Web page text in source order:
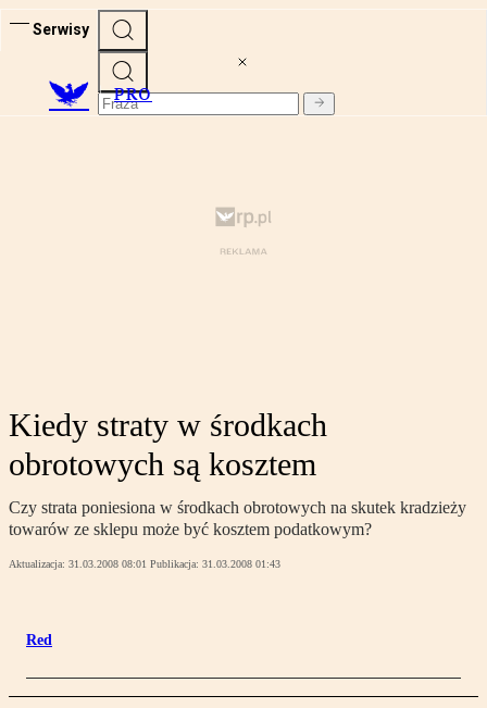
Serwisy
PRO
Kiedy straty w środkach
obrotowych są kosztem
Czy strata poniesiona w środkach obrotowych na skutek kradzieży
towarów ze sklepu może być kosztem podatkowym?
Aktualizacja: 31.03.2008 08:01 Publikacja: 31.03.2008 01:43
Red